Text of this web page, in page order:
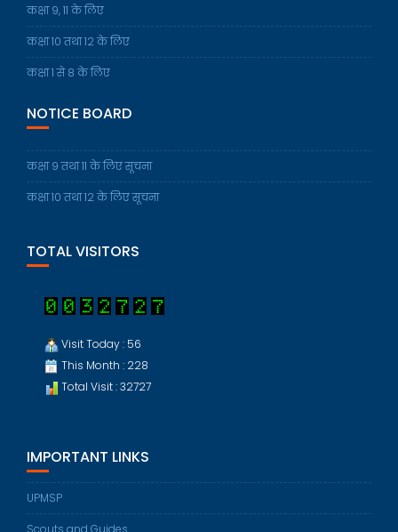
कक्षा 9, 11 के लिए
कक्षा 10 तथा 12 के लिए
कक्षा 1 से 8 के लिए
NOTICE BOARD
कक्षा 9 तथा 11 के लिए सूचना
कक्षा 10 तथा 12 के लिए सूचना
TOTAL VISITORS
Visit Today : 56
This Month : 228
Total Visit : 32727
IMPORTANT LINKS
UPMSP
Scouts and Guides